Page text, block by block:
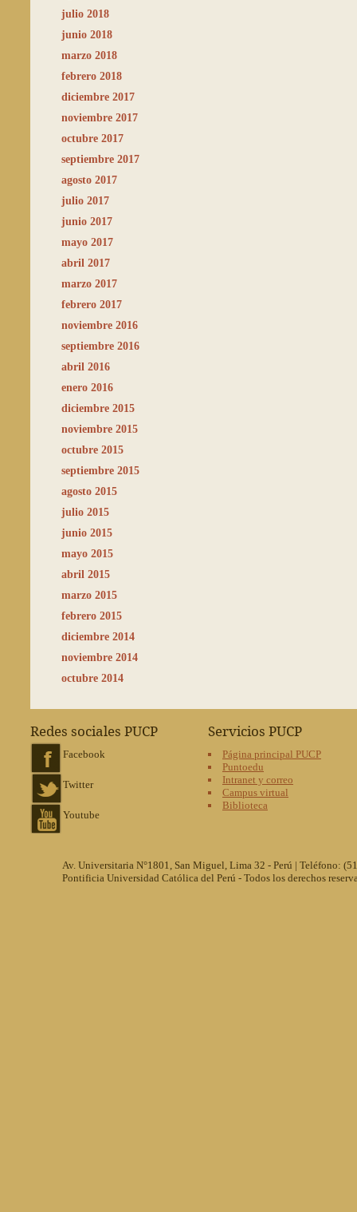
julio 2018
junio 2018
marzo 2018
febrero 2018
diciembre 2017
noviembre 2017
octubre 2017
septiembre 2017
agosto 2017
julio 2017
junio 2017
mayo 2017
abril 2017
marzo 2017
febrero 2017
noviembre 2016
septiembre 2016
abril 2016
enero 2016
diciembre 2015
noviembre 2015
octubre 2015
septiembre 2015
agosto 2015
julio 2015
junio 2015
mayo 2015
abril 2015
marzo 2015
febrero 2015
diciembre 2014
noviembre 2014
octubre 2014
Redes sociales PUCP
Facebook
Twitter
Youtube
Servicios PUCP
Página principal PUCP
Puntoedu
Intranet y correo
Campus virtual
Biblioteca
Av. Universitaria N°1801, San Miguel, Lima 32 - Perú | Teléfono:
Pontificia Universidad Católica del Perú - Todos los derechos